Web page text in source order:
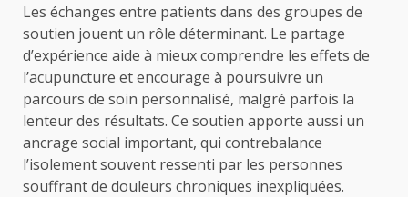
Les échanges entre patients dans des groupes de
soutien jouent un rôle déterminant. Le partage
d’expérience aide à mieux comprendre les effets de
l’acupuncture et encourage à poursuivre un
parcours de soin personnalisé, malgré parfois la
lenteur des résultats. Ce soutien apporte aussi un
ancrage social important, qui contrebalance
l’isolement souvent ressenti par les personnes
souffrant de douleurs chroniques inexpliquées.